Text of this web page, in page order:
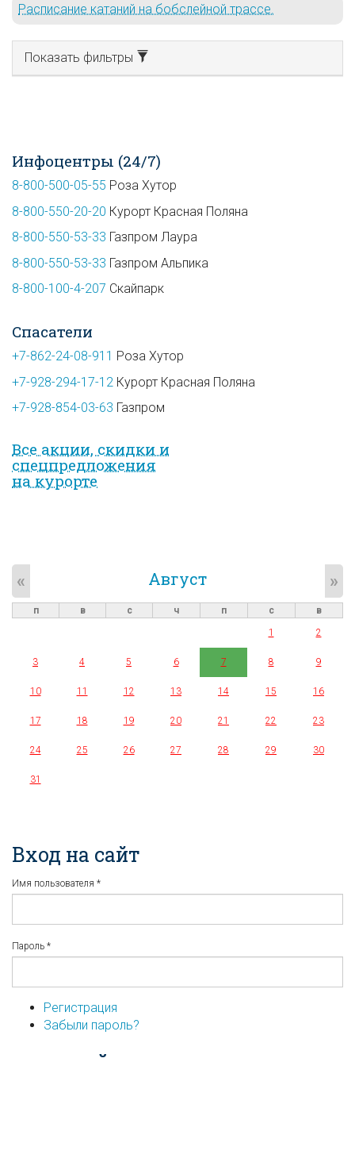
Расписание катаний на бобслейной трассе.
Показать фильтры
Инфоцентры (24/7)
8-800-500-05-55 Роза Хутор
8-800-550-20-20 Курорт Красная Поляна
8-800-550-53-33 Газпром Лаура
8-800-550-53-33 Газпром Альпика
8-800-100-4-207 Скайпарк
Спасатели
+7-862-24-08-911 Роза Хутор
+7-928-294-17-12 Курорт Красная Поляна
+7-928-854-03-63 Газпром
Все акции, скидки и
спец­предложе­ния
на курорте
Август
« »
п в с ч п с
в
1
2
3 4 5 6 7 8 9
10 11 12 13 14 15 16
17 18 19 20 21 22 23
24 25 26 27 28 29 30
31
Вход на сайт
Имя пользователя *
Пароль *
Регистрация
Забыли пароль?
...или войдите используя